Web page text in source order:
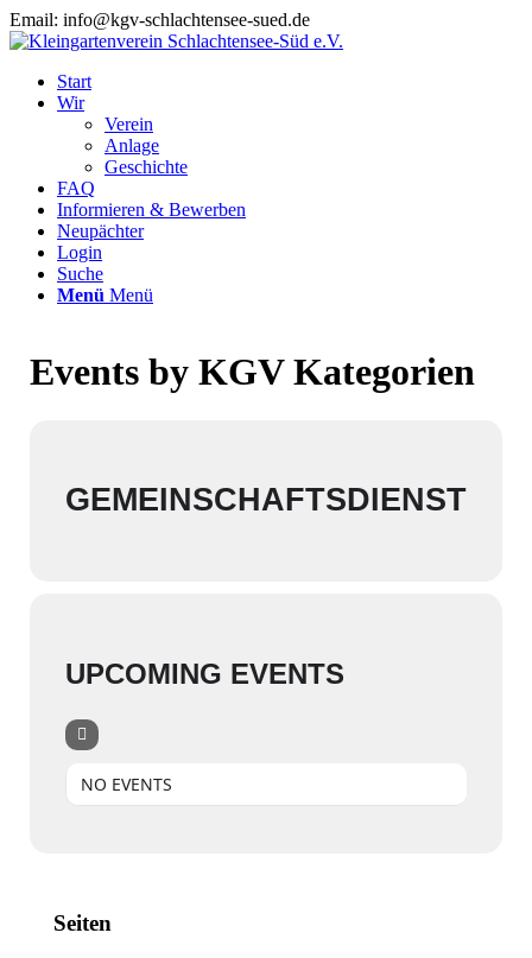
Email: info@kgv-schlachtensee-sued.de
Start
Wir
Verein
Anlage
Geschichte
FAQ
Informieren & Bewerben
Neupächter
Login
Suche
Menü Menü
Events by KGV Kategorien
GEMEINSCHAFTSDIENST
UPCOMING EVENTS
NO EVENTS
Seiten